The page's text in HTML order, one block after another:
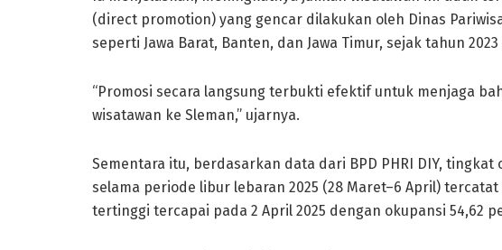
(direct promotion) yang gencar dilakukan oleh Dinas
seperti Jawa Barat, Banten, dan Jawa Timur, sejak tahun
“Promosi secara langsung terbukti efektif untuk menjaga
wisatawan ke Sleman,” ujarnya.
Sementara itu, berdasarkan data dari BPD PHRI DIY,
selama periode libur lebaran 2025 (28 Maret–6 April)
tertinggi tercapai pada 2 April 2025 dengan okupansi 54,62